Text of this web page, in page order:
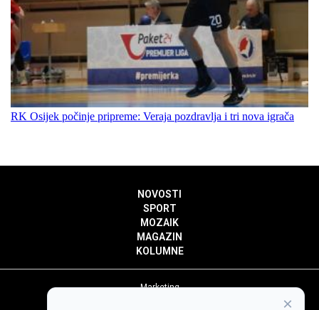
RK Osijek počinje pripreme: Veraja pozdravlja i tri nova igrača
NOVOSTI
SPORT
MOZAIK
MAGAZIN
KOLUMNE
Marketing
×